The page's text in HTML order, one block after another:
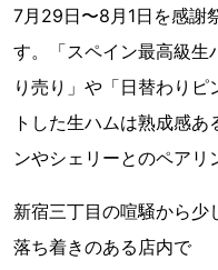
7月29日〜8月1日を感謝
す。「スペイン最高級生
り売り」や「日替わり
トした生ハムは熟成感
ンやシェリーとのペアリ
新宿三丁目の喧騒から少
落ち着きのある店内で